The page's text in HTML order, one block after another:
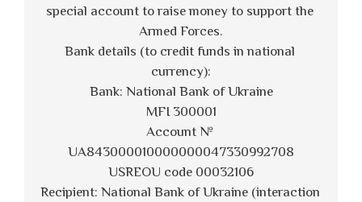
special account to raise money to support the
Armed Forces.
Bank details (to credit funds in national
currency):
Bank: National Bank of Ukraine
MFI 300001
Account №
UA843000010000000047330992708
USREOU code 00032106
Recipient: National Bank of Ukraine (interaction